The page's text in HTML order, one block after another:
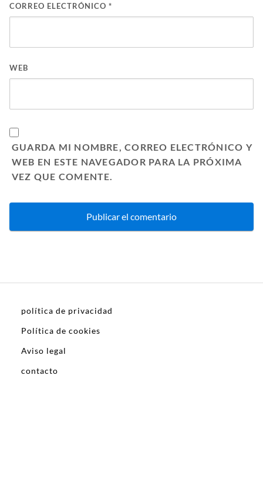
CORREO ELECTRÓNICO *
WEB
GUARDA MI NOMBRE, CORREO ELECTRÓNICO Y
WEB EN ESTE NAVEGADOR PARA LA PRÓXIMA
VEZ QUE COMENTE.
política de privacidad
Política de cookies
Aviso legal
contacto